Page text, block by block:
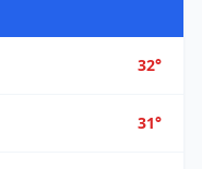
32°
31°